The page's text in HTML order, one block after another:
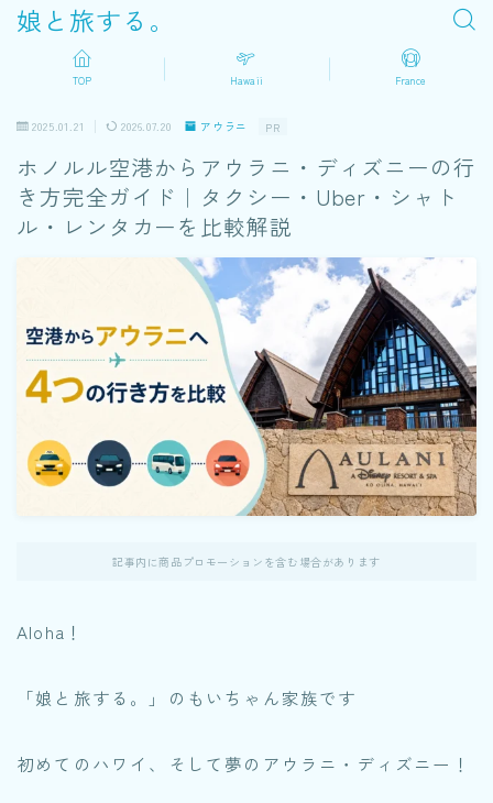
娘と旅する。
TOP Hawaii France
2025.01.21 2026.07.20 アウラニ PR
ホノルル空港からアウラニ・ディズニーの行
き方完全ガイド｜タクシー・Uber・シャト
ル・レンタカーを比較解説
記事内に商品プロモーションを含む場合があります
Aloha！
「娘と旅する。」のもいちゃん家族です
初めてのハワイ、そして夢のアウラニ・ディズニー！